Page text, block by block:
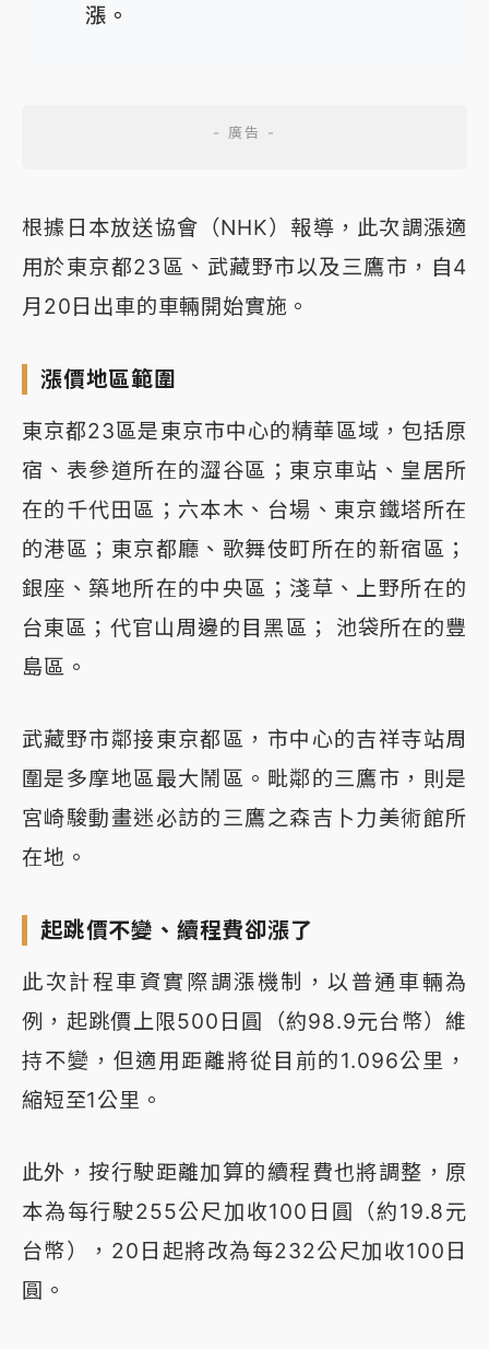
漲。
根據日本放送協會（NHK）報導，此次調漲適
用於東京都23區、武藏野市以及三鷹市，自4
月20日出車的車輛開始實施。
漲價地區範圍
東京都23區是東京市中心的精華區域，包括原
宿、表參道所在的澀谷區；東京車站、皇居所
在的千代田區；六本木、台場、東京鐵塔所在
的港區；東京都廳、歌舞伎町所在的新宿區；
銀座、築地所在的中央區；淺草、上野所在的
台東區；代官山周邊的目黑區； 池袋所在的豐
島區。
武藏野市鄰接東京都區，市中心的吉祥寺站周
圍是多摩地區最大鬧區。毗鄰的三鷹市，則是
宮崎駿動畫迷必訪的三鷹之森吉卜力美術館所
在地。
起跳價不變、續程費卻漲了
此次計程車資實際調漲機制，以普通車輛為
例，起跳價上限500日圓（約98.9元台幣）維
持不變，但適用距離將從目前的1.096公里，
縮短至1公里。
此外，按行駛距離加算的續程費也將調整，原
本為每行駛255公尺加收100日圓（約19.8元
台幣），20日起將改為每232公尺加收100日
圓。